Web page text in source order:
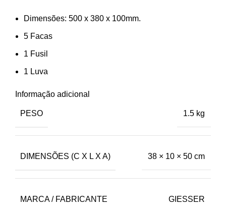
Dimensões: 500 x 380 x 100mm.
5 Facas
1 Fusil
1 Luva
Informação adicional
PESO 1.5 kg
DIMENSÕES (C X L X A) 38 × 10 × 50 cm
MARCA / FABRICANTE GIESSER